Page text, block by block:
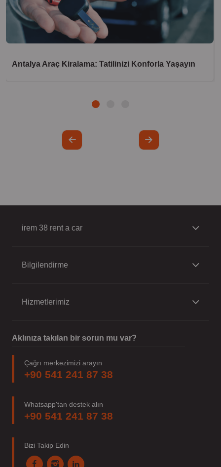
Antalya Araç Kiralama: Tatilinizi Konforla Yaşayın
irem 38 rent a car
Bilgilendirme
Hizmetlerimiz
Aklınıza takılan bir sorun mu var?
Çağrı merkezimizi arayın
+90 541 241 87 38
Whatsapp'tan destek alın
+90 541 241 87 38
Bizi Takip Edin